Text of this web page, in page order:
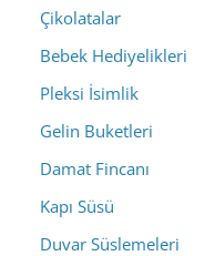
Çikolatalar
Bebek Hediyelikleri
Pleksi İsimlik
Gelin Buketleri
Damat Fincanı
Kapı Süsü
Duvar Süslemeleri